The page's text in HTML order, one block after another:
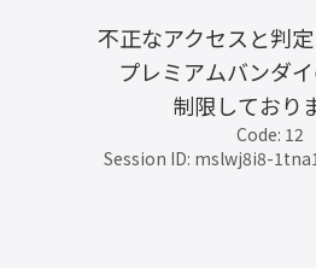
不正なアクセスと判定
プレミアムバンダ
制限しており
Code: 12
Session ID: mslwj8i8-